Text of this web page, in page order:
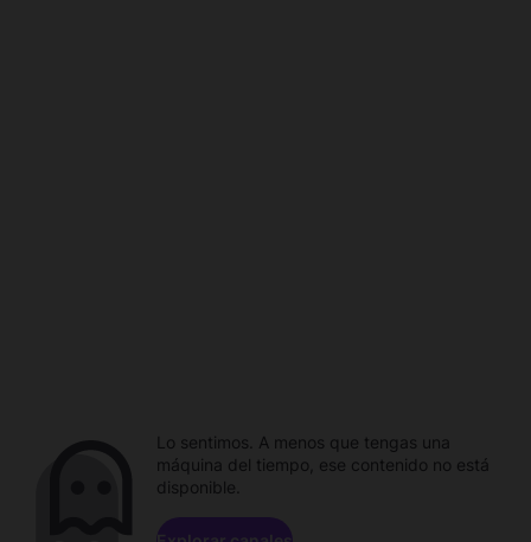
Lo sentimos. A menos que tengas una
máquina del tiempo, ese contenido no está
disponible.